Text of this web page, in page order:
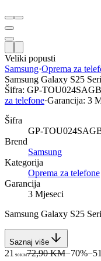
Veliki popusti
Samsung·Oprema za
Samsung Galaxy S25
Šifra: GP-
za telefone·Garancija: 3
Šifra
GP-
Brend
Samsung
Kategorija
Oprema za telefone
Garancija
3 Mjeseci
Samsung Galaxy S25
Saznaj više
21 90KM72,90 KM−70%−51